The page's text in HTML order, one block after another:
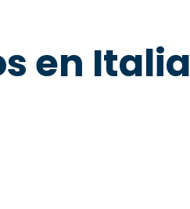
en Italia